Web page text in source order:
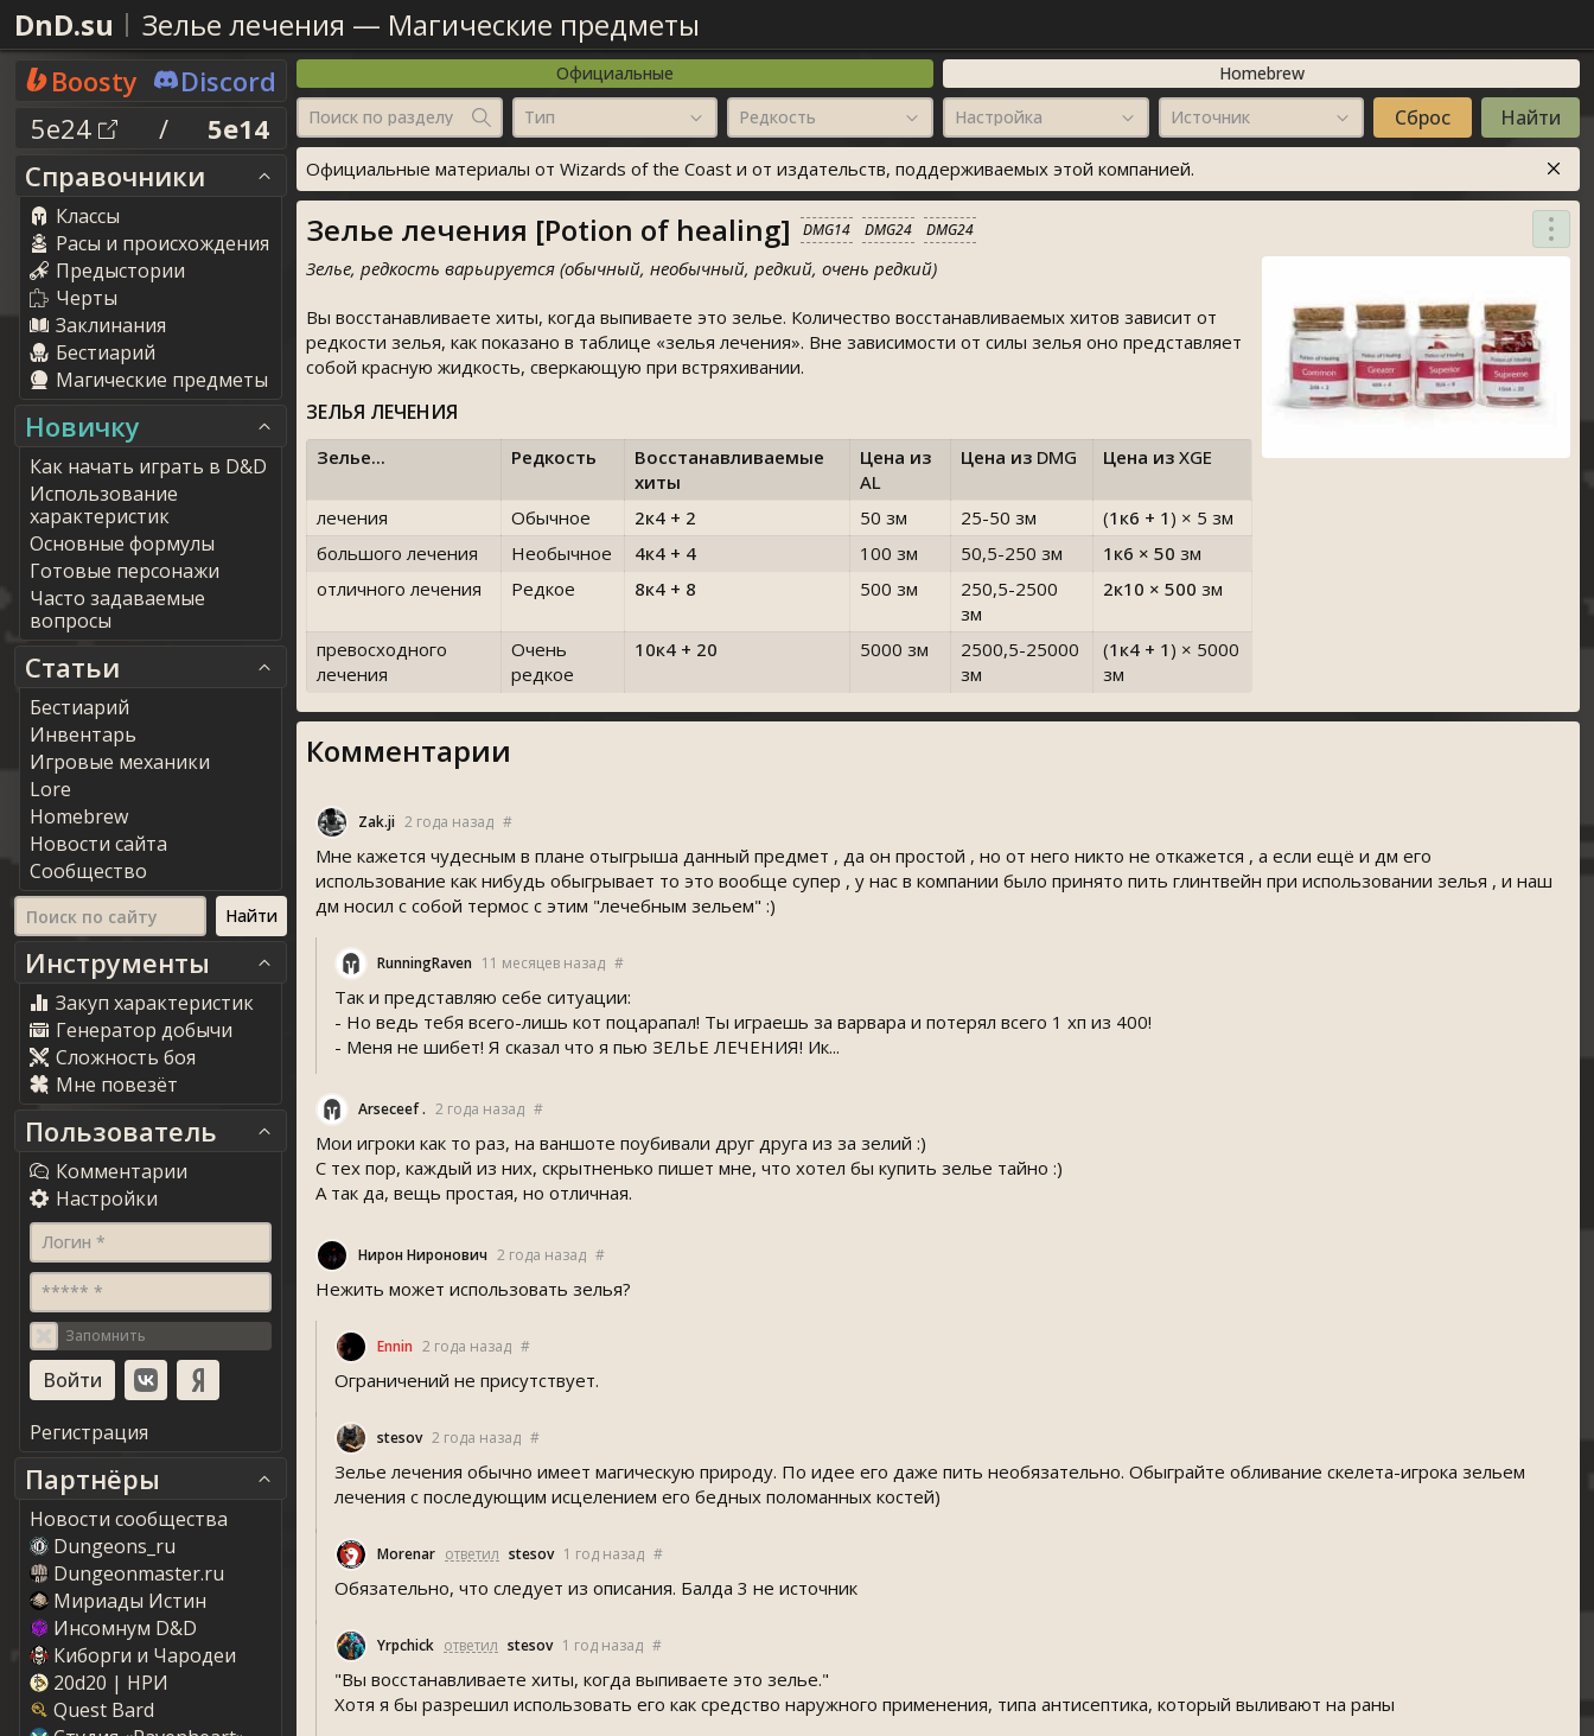
DnD.su Зелье лечения — Магические предметы
Boosty
Discord
5e24
/
5e14
Справочники
Классы
Расы и происхождения
Предыстории
Черты
Заклинания
Бестиарий
Магические предметы
Новичку
Как начать играть в D&D
Использование
характеристик
Основные формулы
Готовые персонажи
Часто задаваемые
вопросы
Статьи
Бестиарий
Инвентарь
Игровые механики
Lore
Homebrew
Новости сайта
Сообщество
Инструменты
Закуп характеристик
Генератор добычи
Сложность боя
Мне повезёт
Пользователь
Комментарии
Настройки
Логин *
***** *
Запомнить
Регистрация
Партнёры
Новости сообщества
Dungeons_ru
Dungeonmaster.ru
Мириады Истин
Инсомнум D&D
Киборги и Чародеи
20d20 | НРИ
Quest Bard
Официальные
Homebrew
Поиск по разделу
Тип Редкость Настройка Источник
Официальные материалы от Wizards of the Coast и от издательств, поддерживаемых этой компанией.
Зелье лечения [Potion of healing] DMG14 DMG24 DMG24
Зелье, редкость варьируется (обычный, необычный, редкий, очень редкий)
Вы восстанавливаете хиты, когда выпиваете это зелье. Количество восстанавливаемых хитов зависит от
редкости зелья, как показано в таблице «зелья лечения». Вне зависимости от силы зелья оно представляет
собой красную жидкость, сверкающую при встряхивании.
ЗЕЛЬЯ ЛЕЧЕНИЯ
Зелье... Редкость
Восстанавливаемые
хиты
Цена из
AL
Цена из DMG Цена из XGE
лечения Обычное 2к4 + 2 50 зм 25-50 зм (1к6 + 1 ) × 5 зм
большого лечения
Необычное 4к4 + 4 100 зм 50,5-250 зм 1к6 × 50 зм
отличного лечения
Редкое 8к4 + 8 500 зм
250,5-2500
зм
2к10 × 500 зм
превосходного
лечения
Очень
редкое
10к4 + 20 5000 зм
2500,5-25000
зм
(1к4 + 1 ) × 5000
зм
Комментарии
Zak.ji 2 года назад #
Мне кажется чудесным в плане отыгрыша данный предмет , да он простой , но от него никто не откажется , а если ещё и дм его
использование как нибудь обыгрывает то это вообще супер , у нас в компании было принято пить глинтвейн при использовании зелья , и наш
дм носил с собой термос с этим "лечебным зельем" :)
RunningRaven 11 месяцев назад #
Так и представляю себе ситуации:
- Но ведь тебя всего-лишь кот поцарапал! Ты играешь за варвара и потерял всего 1 хп из 400!
- Меня не шибет! Я сказал что я пью ЗЕЛЬЕ ЛЕЧЕНИЯ! Ик...
Arseceef . 2 года назад #
Мои игроки как то раз, на ваншоте поубивали друг друга из за зелий :)
С тех пор, каждый из них, скрытненько пишет мне, что хотел бы купить зелье тайно :)
А так да, вещь простая, но отличная.
Нирон Ниронович 2 года назад #
Нежить может использовать зелья?
Ennin 2 года назад #
Ограничений не присутствует.
tesov 2 года назад #
Зелье лечения обычно имеет магическую природу. По идее его даже пить необязательно. Обыграйте обливание скелета-игрока зельем
лечения с последующим исцелением его бедных поломанных костей)
Morenar ответил tesov 1 год назад #
Обязательно, что следует из описания. Балда 3 не источник
Yrpchick ответил tesov 1 год назад #
"Вы восстанавливаете хиты, когда выпиваете это зелье."
Хотя я бы разрешил использовать его как средство наружного применения, типа антисептика, который выливают на раны